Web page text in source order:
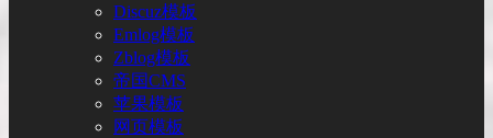
Discuz模板
Emlog模板
Zblog模板
帝国CMS
苹果模板
网页模板